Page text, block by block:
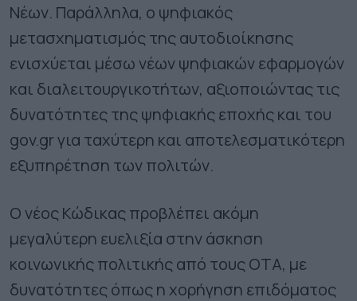
Νέων. Παράλληλα, ο ψηφιακός
μετασχηματισμός της αυτοδιοίκησης
ενισχύεται μέσω νέων ψηφιακών εφαρμογών
και διαλειτουργικοτήτων, αξιοποιώντας τις
δυνατότητες της ψηφιακής εποχής και του
gov.gr για ταχύτερη και αποτελεσματικότερη
εξυπηρέτηση των πολιτών.
Ο νέος Κώδικας προβλέπει ακόμη
μεγαλύτερη ευελιξία στην άσκηση
κοινωνικής πολιτικής από τους ΟΤΑ, με
δυνατότητες όπως η χορήγηση επιδόματος